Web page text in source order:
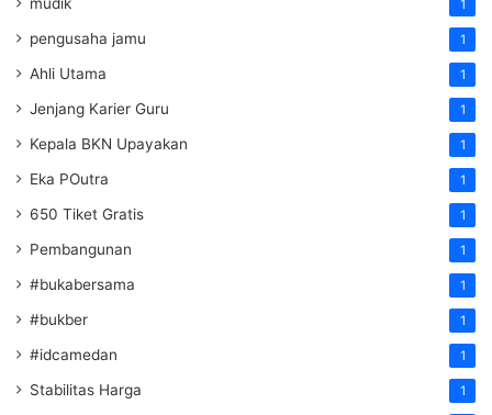
1
pengusaha jamu 1
Ahli Utama 1
Jenjang Karier Guru 1
Kepala BKN Upayakan 1
Eka POutra 1
650 Tiket Gratis 1
Pembangunan 1
#bukabersama 1
#bukber 1
#idcamedan 1
Stabilitas Harga 1